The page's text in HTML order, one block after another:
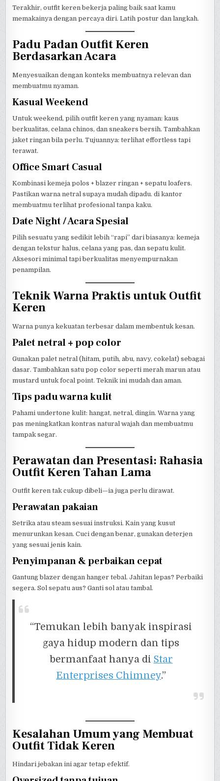
Terakhir, outfit keren bekerja paling baik saat kamu
memakainya dengan percaya diri. Latih postur dan langkah.
Padu Padan Outfit Keren
Berdasarkan Acara
Menyesuaikan dengan konteks membuatnya relevan dan
membuatmu nyaman.
Kasual Weekend
Untuk weekend, pilih outfit keren yang nyaman: kaus
berkualitas, celana chinos, dan sneakers bersih. Tambahkan
jaket ringan bila perlu. Tujuannya: terlihat effortless tapi
terawat.
Office Smart Casual
Kombinasi kemeja polos + blazer ringan + sepatu loafers.
Pastikan warna netral supaya mudah dipadu. di kantor
membuatmu terlihat profesional tanpa kaku.
Date Night / Acara Spesial
Pilih sesuatu yang sedikit lebih “rapi” dari biasanya: kemeja
dengan tekstur halus, celana yang pas, dan sepatu kulit.
Aksesori minimal tapi berkualitas menyempurnakan
penampilan.
Teknik Warna Praktis untuk Outfit
Keren
Warna punya kekuatan terbesar dalam membentuk kesan.
Palet netral + pop color
Gunakan palet netral (hitam, putih, abu, navy, cokelat) sebagai
dasar. Tambahkan satu pop color seperti merah marun atau
mustard untuk focal point. Teknik ini mudah dan aman.
Tips padu warna kulit
Pahami undertone kulit: hangat, netral, dingin. Warna yang
pas meningkatkan kontras natural wajah dan membuatmu
tampak segar.
Perawatan dan Presentasi: Rahasia
Outfit Keren Tahan Lama
Outfit keren tak cukup dibeli—ia juga perlu dirawat.
Perawatan pakaian
Setrika atau steam sesuai instruksi. Kain yang kusut
menurunkan kesan. Cuci dengan benar, gunakan deterjen
yang sesuai jenis kain.
Penyimpanan & perbaikan cepat
Gantung blazer dengan hanger tebal. Jahitan lepas? Perbaiki
segera. Sol sepatu aus? Ganti sol atau tambal.
“Temukan lebih banyak inspirasi
gaya hidup modern dan tips
bermanfaat hanya di Star
Enterprises Chimney.”
Kesalahan Umum yang Membuat
Outfit Tidak Keren
Hindari jebakan ini agar tetap efektif.